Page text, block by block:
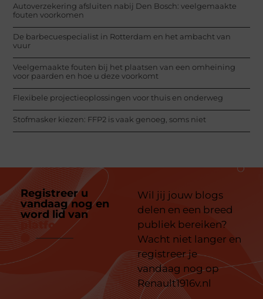
Autoverzekering afsluiten nabij Den Bosch: veelgemaakte
fouten voorkomen
De barbecuespecialist in Rotterdam en het ambacht van
vuur
Veelgemaakte fouten bij het plaatsen van een omheining
voor paarden en hoe u deze voorkomt
Flexibele projectieoplossingen voor thuis en onderweg
Stofmasker kiezen: FFP2 is vaak genoeg, soms niet
Registreer u
vandaag nog en
word lid van
platform
Wil jij jouw blogs
delen en een breed
publiek bereiken?
Wacht niet langer en
registreer je
vandaag nog op
Renault1916v.nl